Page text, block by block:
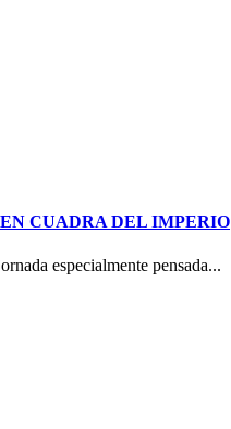
CUADRA DEL IMPERIO
especialmente pensada...